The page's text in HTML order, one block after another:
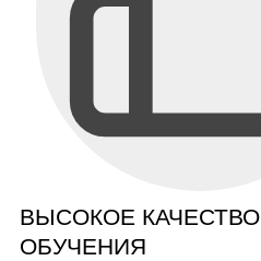
ВЫСОКОЕ КАЧЕСТВО
ОБУЧЕНИЯ